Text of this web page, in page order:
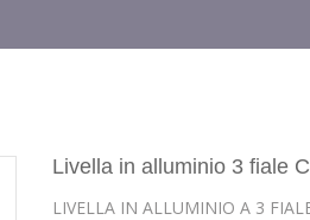
Livella in alluminio 3 fiale
LIVELLA IN ALLUMINIO A 3